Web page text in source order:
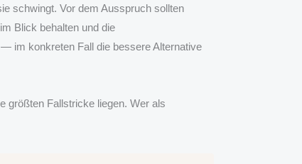
schwingt. Vor dem Ausspruch sollten
Blick behalten und die
im konkreten Fall die bessere Alternative
größten Fallstricke liegen. Wer als